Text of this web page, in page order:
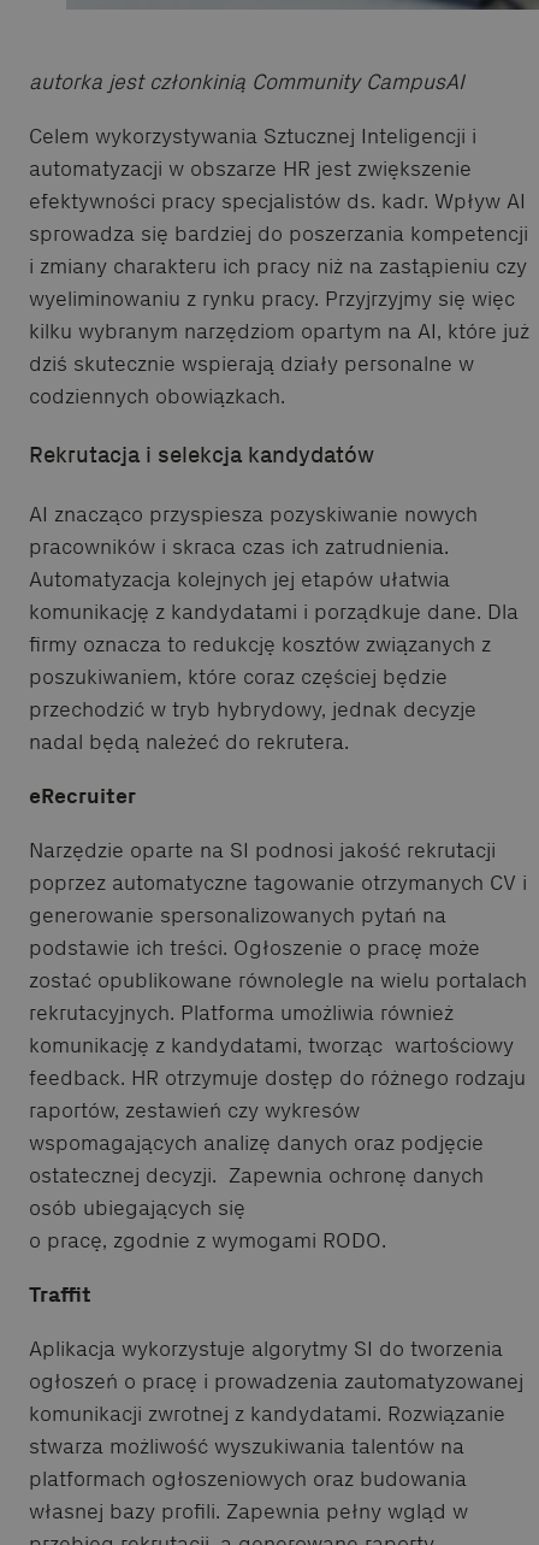
autorka jest członkinią Community CampusAI
Celem wykorzystywania Sztucznej Inteligencji i
automatyzacji w obszarze HR jest zwiększenie
efektywności pracy specjalistów ds. kadr. Wpływ AI
sprowadza się bardziej do poszerzania kompetencji
i zmiany charakteru ich pracy niż na zastąpieniu czy
wyeliminowaniu z rynku pracy. Przyjrzyjmy się więc
kilku wybranym narzędziom opartym na AI, które już
dziś skutecznie wspierają działy personalne w
codziennych obowiązkach.
Rekrutacja i selekcja kandydatów
AI znacząco przyspiesza pozyskiwanie nowych
pracowników i skraca czas ich zatrudnienia.
Automatyzacja kolejnych jej etapów ułatwia
komunikację z kandydatami i porządkuje dane. Dla
firmy oznacza to redukcję kosztów związanych z
poszukiwaniem, które coraz częściej będzie
przechodzić w tryb hybrydowy, jednak decyzje
nadal będą należeć do rekrutera.
eRecruiter
Narzędzie oparte na SI podnosi jakość rekrutacji
poprzez automatyczne tagowanie otrzymanych CV i
generowanie spersonalizowanych pytań na
podstawie ich treści. Ogłoszenie o pracę może
zostać opublikowane równolegle na wielu portalach
rekrutacyjnych. Platforma umożliwia również
komunikację z kandydatami, tworząc wartościowy
feedback. HR otrzymuje dostęp do różnego rodzaju
raportów, zestawień czy wykresów
wspomagających analizę danych oraz podjęcie
ostatecznej decyzji. Zapewnia ochronę danych
osób ubiegających się
o pracę, zgodnie z wymogami RODO.
Traffit
Aplikacja wykorzystuje algorytmy SI do tworzenia
ogłoszeń o pracę i prowadzenia zautomatyzowanej
komunikacji zwrotnej z kandydatami. Rozwiązanie
stwarza możliwość wyszukiwania talentów na
platformach ogłoszeniowych oraz budowania
własnej bazy profili. Zapewnia pełny wgląd w